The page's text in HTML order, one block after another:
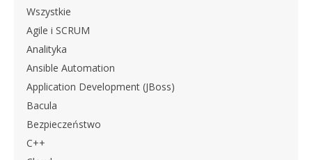
Wszystkie
Agile i SCRUM
Analityka
Ansible Automation
Application Development (JBoss)
Bacula
Bezpieczeństwo
C++